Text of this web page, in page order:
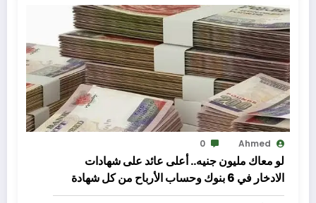
Ahmed
0
لو معاك مليون جنيه.. أعلى عائد على شهادات
الادخار في 6 بنوك وحساب الأرباح من كل شهادة